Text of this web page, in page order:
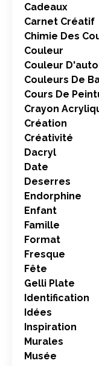
Cadeaux
Carnet Créatif
Chimie Des
Couleur
Couleur
Couleurs De
Cours De
Crayon
Création
Créativité
Dacryl
Date
Deserres
Endorphine
Enfant
Famille
Format
Fresque
Fête
Gelli Plate
Identification
Idées
Inspiration
Murales
Musée